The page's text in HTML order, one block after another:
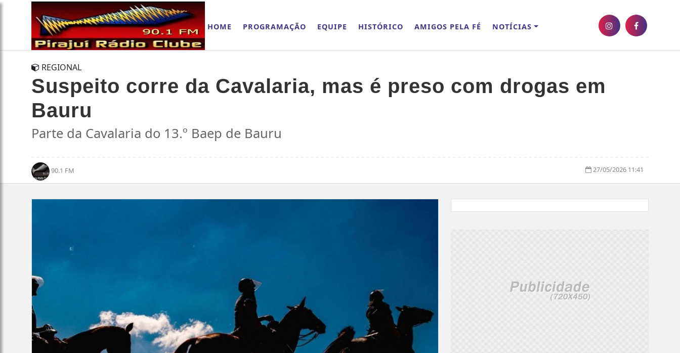
HOME PROGRAMAÇÃO EQUIPE HISTÓRICO AMIGOS PELA FÉ NOTÍCIAS
REGIONAL
Suspeito corre da Cavalaria, mas é preso com drogas em
Bauru
Parte da Cavalaria do 13.º Baep de Bauru
90.1 FM 27/05/2026 11:41